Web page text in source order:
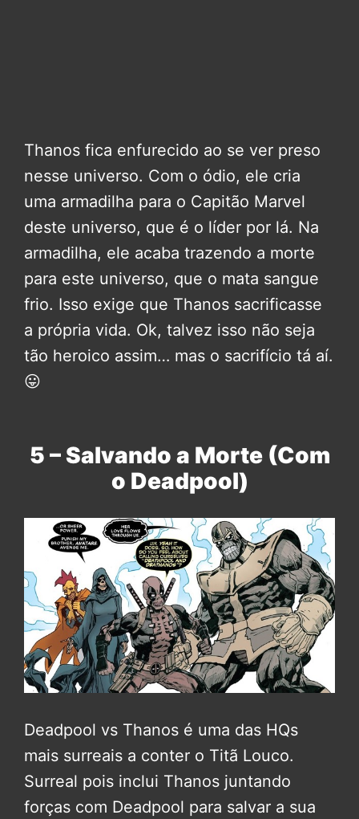
Thanos fica enfurecido ao se ver preso
nesse universo. Com o ódio, ele cria
uma armadilha para o Capitão Marvel
deste universo, que é o líder por lá. Na
armadilha, ele acaba trazendo a morte
para este universo, que o mata sangue
frio. Isso exige que Thanos sacrificasse
a própria vida. Ok, talvez isso não seja
tão heroico assim… mas o sacrifício tá aí.
😛
5 – Salvando a Morte (Com
o Deadpool)
Deadpool vs Thanos é uma das HQs
mais surreais a conter o Titã Louco.
Surreal pois inclui Thanos juntando
forças com Deadpool para salvar a sua